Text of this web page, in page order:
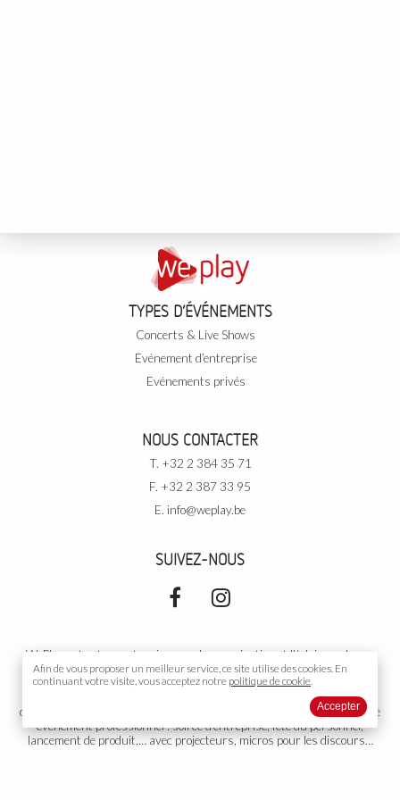
TYPES D’ÉVÉNEMENTS
Concerts & Live Shows
Evénement d’entreprise
Evénements privés
NOUS CONTACTER
T. +32 2 384 35 71
F. +32 2 387 33 95
E. info@weplay.be
SUIVEZ-NOUS
WePlay est votre partenaire pour la sonorisation et l’éclairage de vos
événements. Pour vosévénements privés: soirée de rallye, cours de
danse, votre mariage, un cocktail, un gala, un anniversaire, une
conférence, une exposition,… avec DJ, podiums, piste de danse,
décoration… Dans une salle, sous tente, ou partout ailleurs. Pour votre
événement professionnel: soirée d’entreprise, fête du personnel,
lancement de produit,… avec projecteurs, micros pour les discours…
: concert (musicien, orchestre, chanteur…),
Afin de vous proposer un meilleur service, ce site utilise descookies. En
continuant votre visite, vous acceptez notre politique de cookie.
Accepter